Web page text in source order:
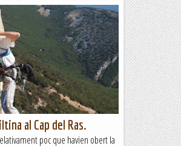
al Cap del Ras.
poc que havien obert la